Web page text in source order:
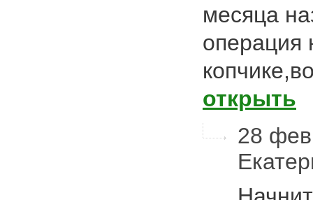
месяца
операция
открыть
28